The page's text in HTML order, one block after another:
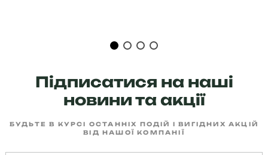
Підписатися на наші
новини та акції
БУДЬТЕ В КУРСІ ОСТАННІХ ПОДІЙ І ВИГІДНИХ АКЦІЙ
ВІД НАШОЇ КОМПАНІЇ